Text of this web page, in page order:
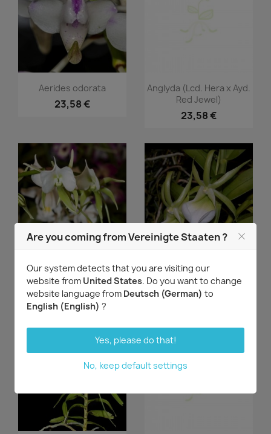
Vorschau
Aerides odorata
23,58 €
 Vorschau
Anglyda (Lcd. Hera x Ayd.
Red Jewel)
23,58 €
Vorschau
Angraecum eburneum
subsp. xerophilum
33,96 €
Vorschau
Angraecum eichlerianum
23,58 €
Are you coming from Vereinigte Staaten ?
Our system detects that you are visiting our
website from United States. Do you want to change
website language from Deutsch (German) to
English (English) ?
Yes, please do that!
No, keep default settings